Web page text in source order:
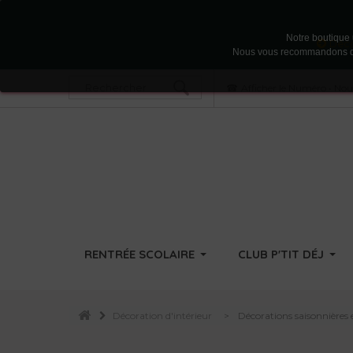
Notre
Nous vous recommandons
RENTRÉE SCOLAIRE CLUB P'TIT DÉJ
Décoration d'intérieur Décorations saisonnières